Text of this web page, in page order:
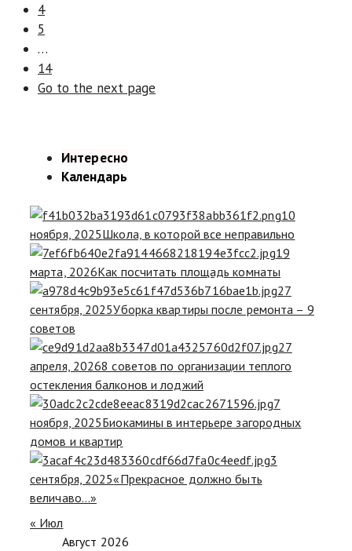
4
5
…
14
Go to the next page
Интересно
Календарь
10
ноября, 2025Школа, в которой все неправильно
19
марта, 2026Как посчитать площадь комнаты
27
сентября, 2025Уборка квартиры после ремонта – 9
советов
27
апреля, 20268 советов по организации теплого
остекления балконов и лоджий
7
ноября, 2025Биокамины в интерьере загородных
домов и квартир
3
сентября, 2025«Прекрасное должно быть
величаво…»
« Июл
Август 2026